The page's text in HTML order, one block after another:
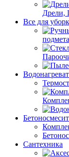
Дрели,
Все для
Сантехника